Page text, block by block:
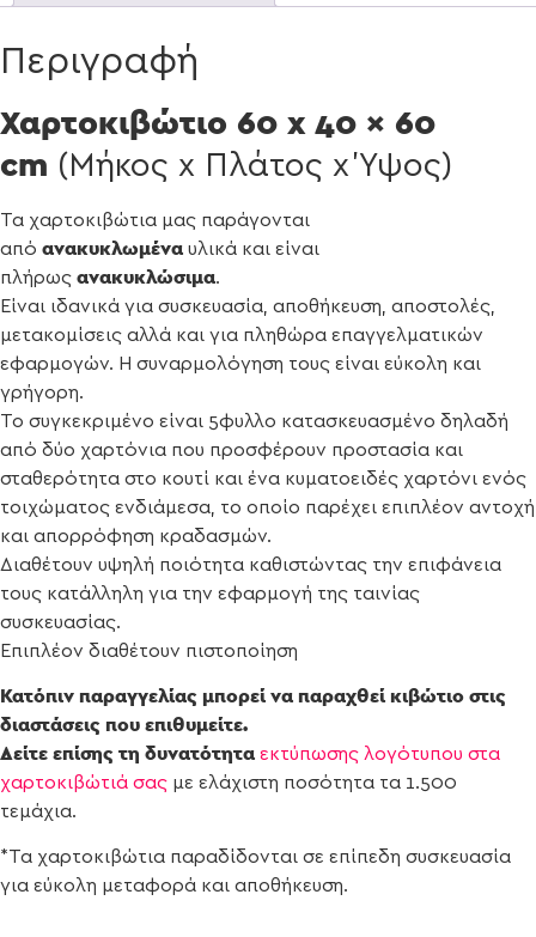
Περιγραφή
Χαρτοκιβώτιο 60 x 40 x 60
cm (Μήκος x Πλάτος x Ύψος)
Τα χαρτοκιβώτια μας παράγονται
από ανακυκλωμένα υλικά και είναι
πλήρως ανακυκλώσιμα.
Είναι ιδανικά για συσκευασία, αποθήκευση, αποστολές,
μετακομίσεις αλλά και για πληθώρα επαγγελματικών
εφαρμογών. Η συναρμολόγηση τους είναι εύκολη και
γρήγορη.
Το συγκεκριμένο είναι 5φυλλο κατασκευασμένο δηλαδή
από δύο χαρτόνια που προσφέρουν προστασία και
σταθερότητα στο κουτί και ένα κυματοειδές χαρτόνι ενός
τοιχώματος ενδιάμεσα, το οποίο παρέχει επιπλέον αντοχή
και απορρόφηση κραδασμών.
Διαθέτουν υψηλή ποιότητα καθιστώντας την επιφάνεια
τους κατάλληλη για την εφαρμογή της ταινίας
συσκευασίας.
Επιπλέον διαθέτουν πιστοποίηση
Κατόπιν παραγγελίας μπορεί να παραχθεί κιβώτιο στις
διαστάσεις που επιθυμείτε.
Δείτε επίσης τη δυνατότητα εκτύπωσης λογότυπου στα
χαρτοκιβώτιά σας με ελάχιστη ποσότητα τα 1.500
τεμάχια.
*Τα χαρτοκιβώτια παραδίδονται σε επίπεδη συσκευασία
για εύκολη μεταφορά και αποθήκευση.